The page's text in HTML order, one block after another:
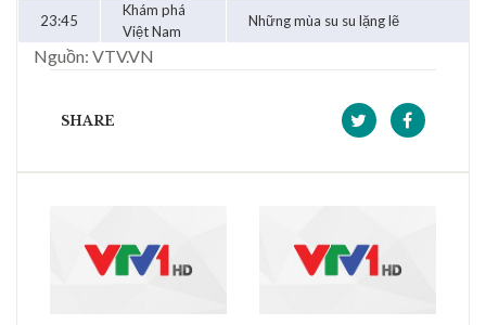
23:45
Khám phá
Việt Nam
Những mùa su su lặng lẽ
Nguồn: VTV.VN
SHARE